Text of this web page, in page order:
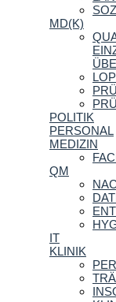
MD(K)
POLITIK
PERSONAL
MEDIZIN
QM
IT
KLINIK